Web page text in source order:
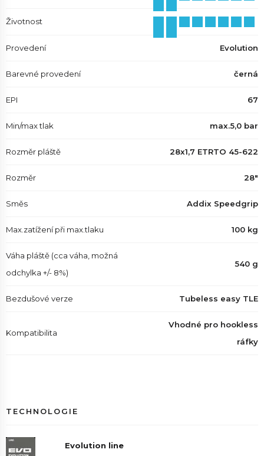
Životnost
Provedení Evolution
Barevné provedení černá
EPI 67
Min/max tlak max.5,0 bar
Rozměr pláště 28x1,7 ETRTO 45-622
Rozměr 28"
Směs Addix Speedgrip
Max.zatížení při max.tlaku 100 kg
Váha pláště (cca váha, možná
odchylka +/- 8%)
540 g
Bezdušové verze Tubeless easy TLE
Kompatibilita
Vhodné pro hookless
ráfky
TECHNOLOGIE
Evolution line